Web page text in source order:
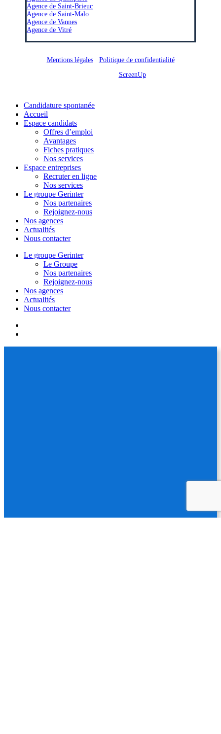
Agence de Saint-Brieuc
Agence de Saint-Malo
Agence de Vannes
Agence de Vitré
Mentions légales/ Politique de confidentialité
ScreenUp
Close
Menu
Candidature spontanée
Accueil
Espace candidats
Offres d’emploi
Avantages
Fiches pratiques
Nos services
Espace entreprises
Recruter en ligne
Nos services
Le groupe Gerinter
Nos partenaires
Rejoignez-nous
Nos agences
Actualités
Nous contacter
Le groupe Gerinter
Le Groupe
Nos partenaires
Rejoignez-nous
Nos agences
Actualités
Nous contacter